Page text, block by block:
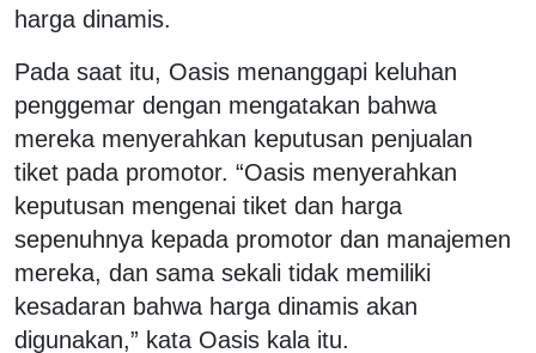
harga dinamis.
Pada saat itu, Oasis menanggapi keluhan
penggemar dengan mengatakan bahwa
mereka menyerahkan keputusan penjualan
tiket pada promotor. “Oasis menyerahkan
keputusan mengenai tiket dan harga
sepenuhnya kepada promotor dan manajemen
mereka, dan sama sekali tidak memiliki
kesadaran bahwa harga dinamis akan
digunakan,” kata Oasis kala itu.